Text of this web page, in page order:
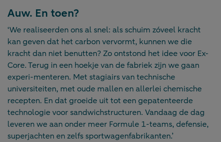
Auw. En toen?
‘We realiseerden ons al snel: als schuim zóveel kracht
kan geven dat het carbon vervormt, kunnen we die
kracht dan niet benutten? Zo ontstond het idee voor Ex-
Core. Terug in een hoekje van de fabriek zijn we gaan
experi-menteren. Met stagiairs van technische
universiteiten, met oude mallen en allerlei chemische
recepten. En dat groeide uit tot een gepatenteerde
technologie voor sandwichstructuren. Vandaag de dag
leveren we aan onder meer Formule 1-teams, defensie,
superjachten en zelfs sportwagenfabrikanten.’